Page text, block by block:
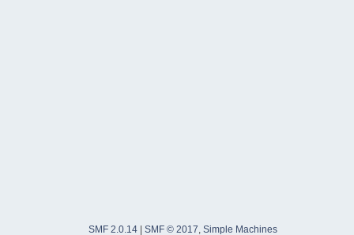
SMF 2.0.14 SMF © 2017 Simple Machines